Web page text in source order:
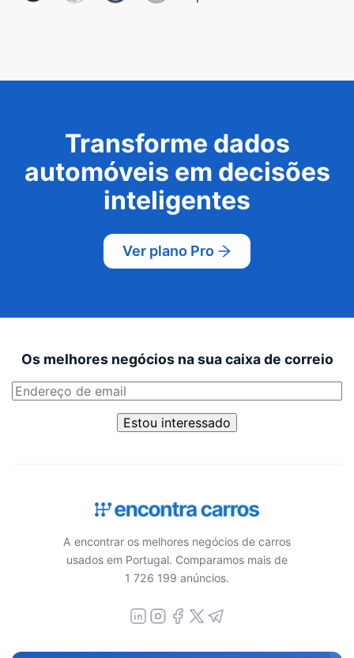
Transforme dados
automóveis em decisões
inteligentes
Ver plano Pro
Os melhores negócios na sua caixa de correio
Estou interessado
A encontrar os melhores negócios de carros
usados em Portugal. Comparamos mais de
1 726 199 anúncios.